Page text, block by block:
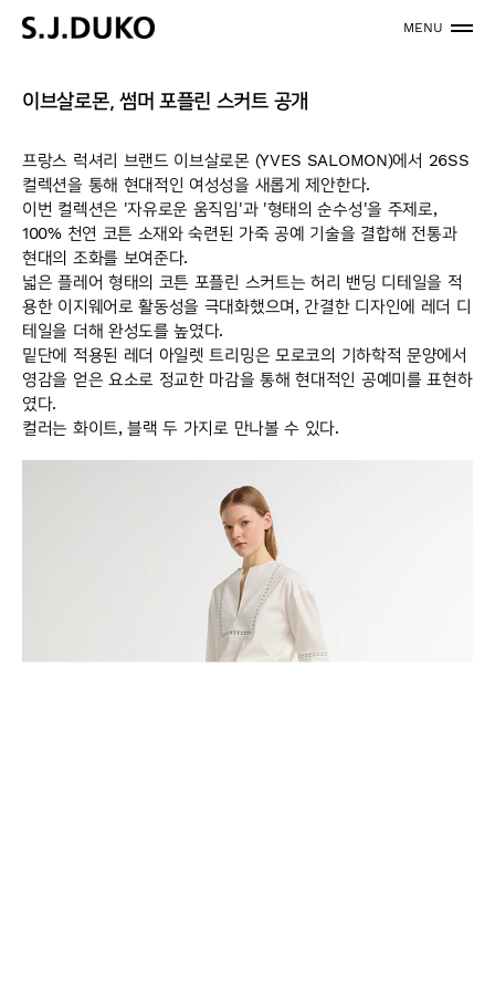
MENU
이브살로몬, 썸머 포플린 스커트 공개
프랑스 럭셔리 브랜드 이브살로몬 (YVES SALOMON)에서 26SS
컬렉션을 통해 현대적인 여성성을 새롭게 제안한다.
이번 컬렉션은 '자유로운 움직임'과 '형태의 순수성'을 주제로,
100% 천연 코튼 소재와 숙련된 가죽 공예 기술을 결합해 전통과
현대의 조화를 보여준다.
넓은 플레어 형태의 코튼 포플린 스커트는 허리 밴딩 디테일을 적
용한 이지웨어로 활동성을 극대화했으며, 간결한 디자인에 레더 디
테일을 더해 완성도를 높였다.
밑단에 적용된 레더 아일렛 트리밍은 모로코의 기하학적 문양에서
영감을 얻은 요소로 정교한 마감을 통해 현대적인 공예미를 표현하
였다.
컬러는 화이트, 블랙 두 가지로 만나볼 수 있다.